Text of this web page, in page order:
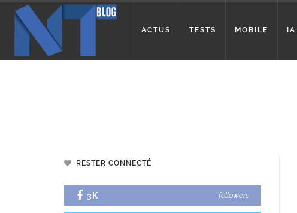
ACTUS TESTS MOBILE IA
RESTER CONNECTÉ
3K followers